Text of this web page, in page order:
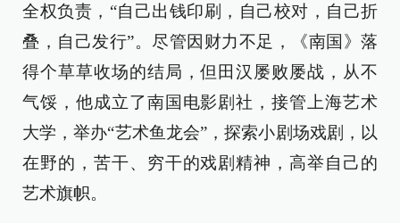
全权负责，“自己出钱印刷，自己校对，自己折
叠，自己发行”。尽管因财力不足，《南国》落
得个草草收场的结局，但田汉屡败屡战，从不
气馁，他成立了南国电影剧社，接管上海艺术
大学，举办“艺术鱼龙会”，探索小剧场戏剧，以
在野的，苦干、穷干的戏剧精神，高举自己的
艺术旗帜。